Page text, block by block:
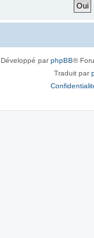
Développé parphpBB®
Traduit par